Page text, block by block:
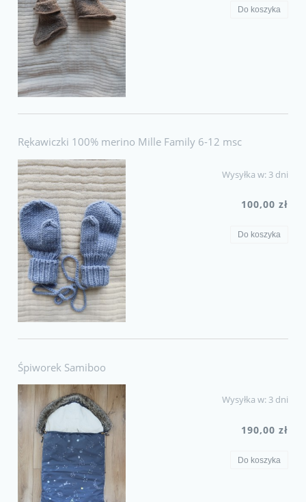
Do koszyka
Rękawiczki 100% merino Mille Family 6-12 msc
Wysyłka w: 3 dni
100,00 zł
Do koszyka
Śpiworek Samiboo
Wysyłka w: 3 dni
190,00 zł
Do koszyka